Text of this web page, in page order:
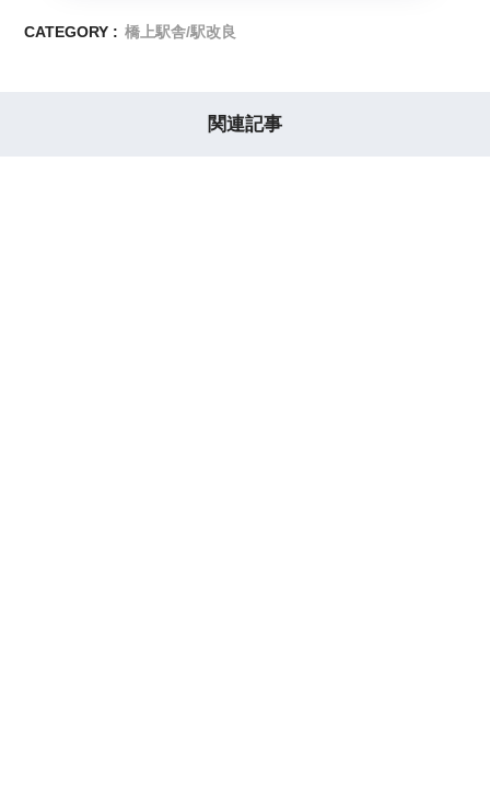
CATEGORY : 橋上駅舎/駅改良
関連記事